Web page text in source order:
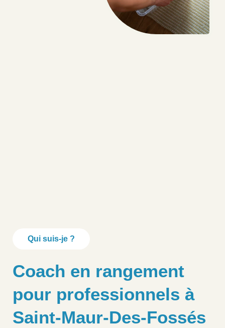
Qui suis-je ?
Coach en rangement
pour professionnels à
Saint-Maur-Des-Fossés